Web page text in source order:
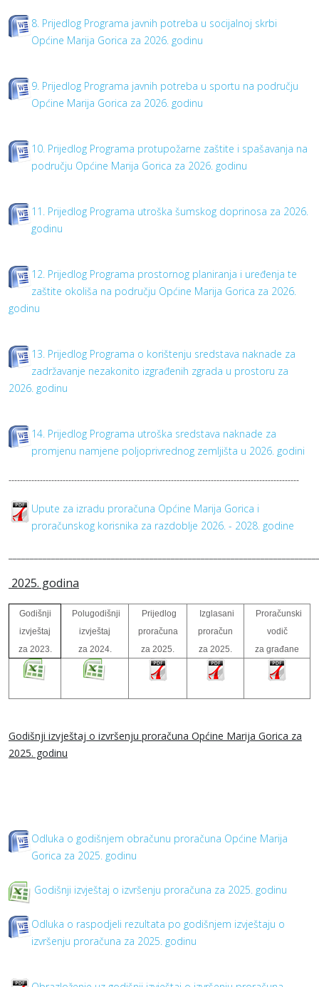
8. Prijedlog Programa javnih potreba u socijalnoj skrbi
Općine Marija Gorica za 2026. godinu
9. Prijedlog Programa javnih potreba u sportu na području
Općine Marija Gorica za 2026. godinu
10. Prijedlog Programa protupožarne zaštite i spašavanja na
području Općine Marija Gorica za 2026. godinu
11. Prijedlog Programa utroška šumskog doprinosa za 2026.
godinu
12. Prijedlog Programa prostornog planiranja i uređenja te
zaštite okoliša na području Općine Marija Gorica za 2026.
godinu
13. Prijedlog Programa o korištenju sredstava naknade za
zadržavanje nezakonito izgrađenih zgrada u prostoru za
2026. godinu
14. Prijedlog Programa utroška sredstava naknade za
promjenu namjene poljoprivrednog zemljišta u 2026. godini
------------------------------------------------------------------------------------------------------
Upute za izradu proračuna Općine Marija Gorica i
proračunskog korisnika za razdoblje 2026. - 2028. godine
2025. godina
Godišnji
izvještaj
za 2023.
Polugodišnji
izvještaj
za 2024.
Prijedlog
proračuna
za 2025.
Izglasani
proračun
za 2025.
Proračunski
vodič
za građane
Godišnji izvještaj o izvršenju proračuna Općine Marija Gorica za
2025. godinu
Odluka o godišnjem obračunu proračuna Općine Marija
Gorica za 2025. godinu
Godišnji izvještaj o izvršenju proračuna za 2025. godinu
Odluka o raspodjeli rezultata po godišnjem izvještaju o
izvršenju proračuna za 2025. godinu